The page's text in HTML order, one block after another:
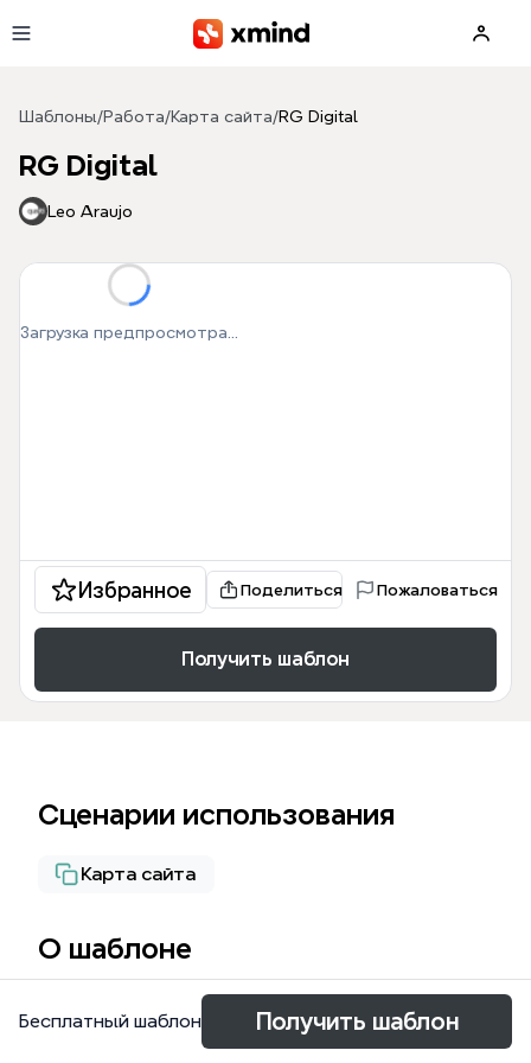
Шаблоны /Работа/Карта сайта/RG Digital
RG Digital
Leo Araujo
Загрузка предпросмотра...
Избранное Поделиться Пожаловаться
Получить шаблон
Сценарии использования
Карта сайта
О шаблоне
O template 'RG Digital' é um mapa mental de 33 nós
que guia o usuário pelas etapas de cadastro,
Бесплатный шаблон Получить шаблон